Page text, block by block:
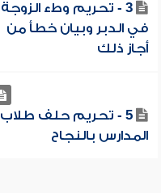
3 - تحريم وطء الزوجة
في الدبر وبيان خطأ من
أجاز ذلك
5 - تحريم حلف طلاب
المدارس بالنجاح